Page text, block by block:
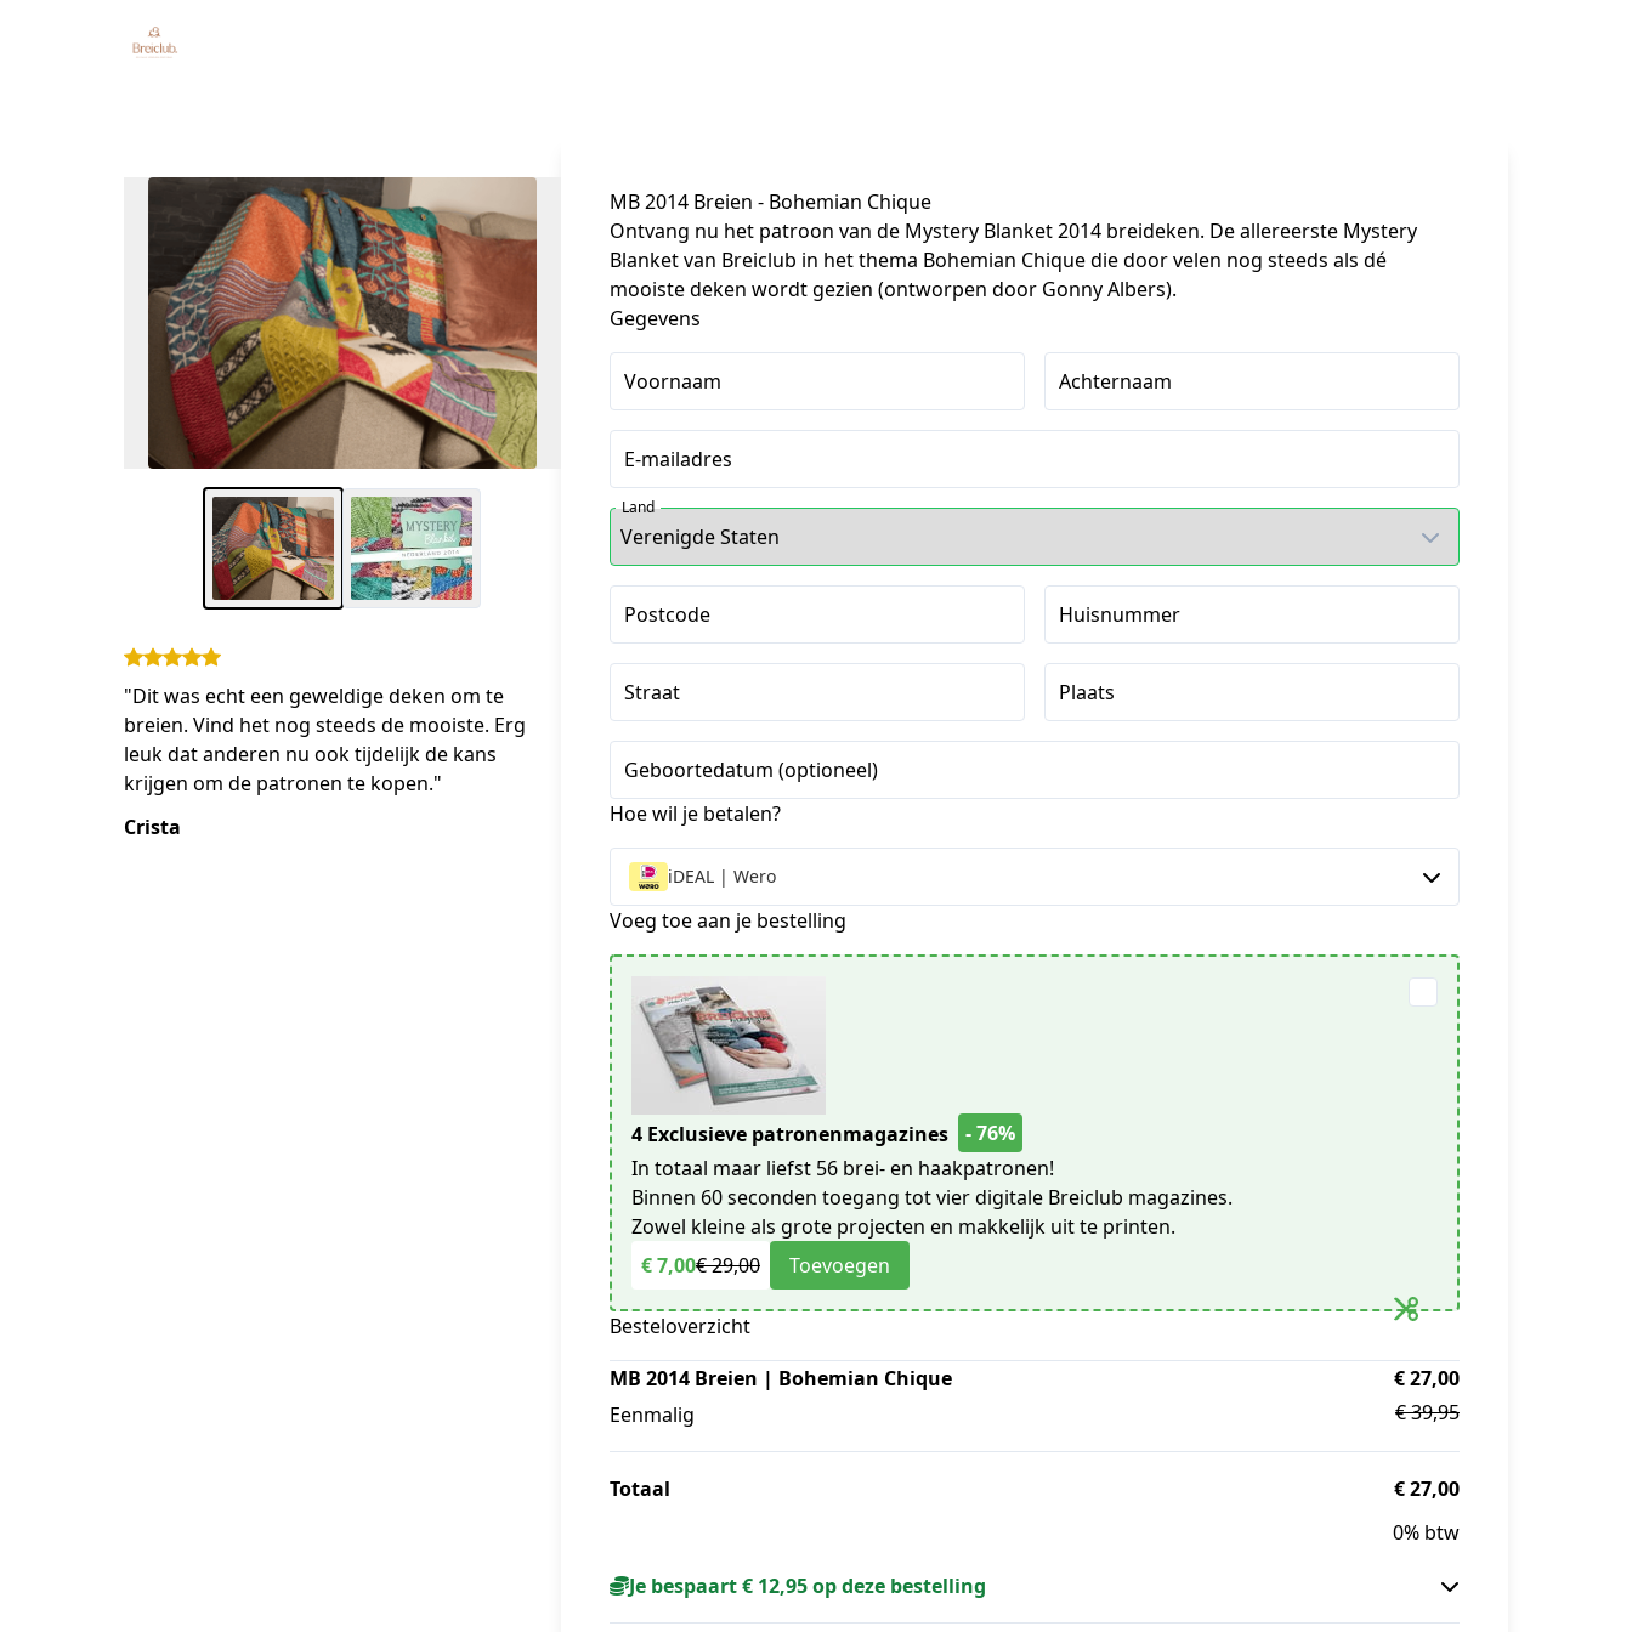
"Dit was echt een geweldige deken om te
breien. Vind het nog steeds de mooiste. Erg
leuk dat anderen nu ook tijdelijk de kans
krijgen om de patronen te kopen."
Crista
MB 2014 Breien - Bohemian Chique
Ontvang nu het patroon van de Mystery Blanket 2014 breideken. De allereerste Mystery
Blanket van Breiclub in het thema Bohemian Chique die door velen nog steeds als dé
mooiste deken wordt gezien (ontworpen door Gonny Albers).
Gegevens
Voornaam Achternaam
E-mailadres
Land
Postcode Huisnummer
Straat Plaats
Geboortedatum (optioneel)
Hoe wil je betalen?
iDEAL | Wero
Voeg toe aan je bestelling
4 Exclusieve patronenmagazines
- 76%
In totaal maar liefst 56 brei- en haakpatronen!
Binnen 60 seconden toegang tot vier digitale Breiclub magazines.
Zowel kleine als grote projecten en makkelijk uit te printen.
€ 7,00€ 29,00 Toevoegen
Besteloverzicht
MB 2014 Breien | Bohemian Chique
Eenmalig
€ 27,00
€ 39,95
Totaal
€ 27,00
0% btw
Je bespaart € 12,95 op deze bestelling